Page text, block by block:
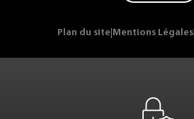
Plan du site Mentions Légales